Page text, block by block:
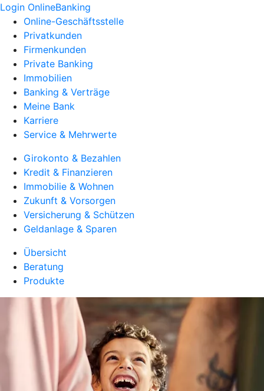
Login OnlineBanking
Online-Geschäftsstelle
Privatkunden
Firmenkunden
Private Banking
Immobilien
Banking & Verträge
Meine Bank
Karriere
Service & Mehrwerte
Girokonto & Bezahlen
Kredit & Finanzieren
Immobilie & Wohnen
Zukunft & Vorsorgen
Versicherung & Schützen
Geldanlage & Sparen
Übersicht
Beratung
Produkte